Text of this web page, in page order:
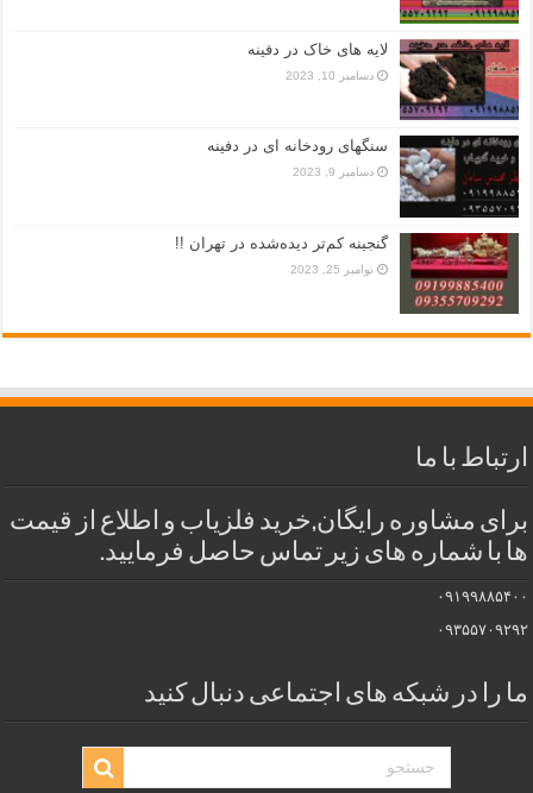
لایه های خاک در دفینه
دسامبر 10, 2023
سنگهای رودخانه ای در دفینه
دسامبر 9, 2023
گنجینه کم‌تر دیده‌شده در تهران !!
نوامبر 25, 2023
ارتباط با ما
برای مشاوره رایگان,خرید فلزیاب و اطلاع از قیمت
ها با شماره های زیر تماس حاصل فرمایید.
۰۹۱۹۹۸۸۵۴۰۰
۰۹۳۵۵۷۰۹۲۹۲
ما را در شبکه های اجتماعی دنبال کنید